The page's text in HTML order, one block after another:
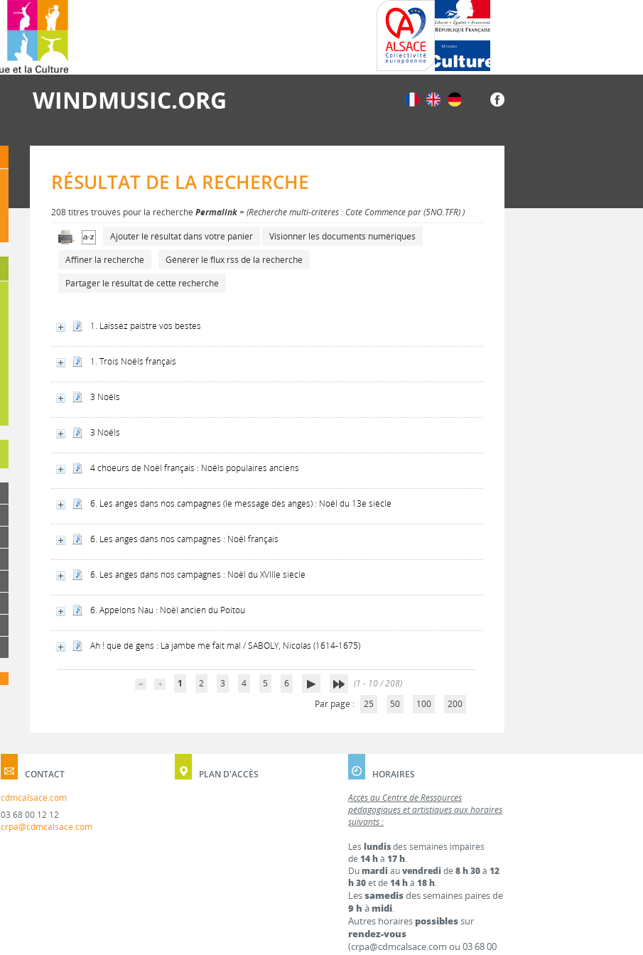
WINDMUSIC.ORG
RÉSULTAT DE LA RECHERCHE
208 titres trouvés pour la recherche Permalink= (Recherche multi-critères : Cote Commence par (5NO.TFR) )
Ajouter le résultat dans votre panier
Visionner les documents numériques
Affiner la recherche
Générer le flux rss de la recherche
Partager le résultat de cette recherche
1. Laissez paistre vos bestes
1. Trois Noëls français
3 Noëls
3 Noëls
4 choeurs de Noël français : Noëls populaires anciens
6. Les anges dans nos campagnes (le message des anges) : Noël du 13e siècle
6. Les anges dans nos campagnes : Noël français
6. Les anges dans nos campagnes : Noël du XVIIIe siècle
6. Appelons Nau : Noël ancien du Poitou
Ah ! que de gens : La jambe me fait mal / SABOLY, Nicolas (1614-1675)
1 2 3 4 5 6
(1 - 10 / 208)
Par page :
25 50 100 200
CONTACT
cdmcalsace.com
03 68 00 12 12
crpa@cdmcalsace.com
PLAN D'ACCÈS
HORAIRES
Accès au Centre de Ressources
pédagogiques et artistiques aux horaires
suivants :
Leslundisdes semaines impaires
de14 hà17 h.
Dumardi auvendredi de8 h 30à12
h 30et de14 hà18 h.
Lessamedisdes semaines paires de
9 h à midi.
Autres horaires possiblessur
rendez-vous
(crpa@cdmcalsace.com ou 03 68 00